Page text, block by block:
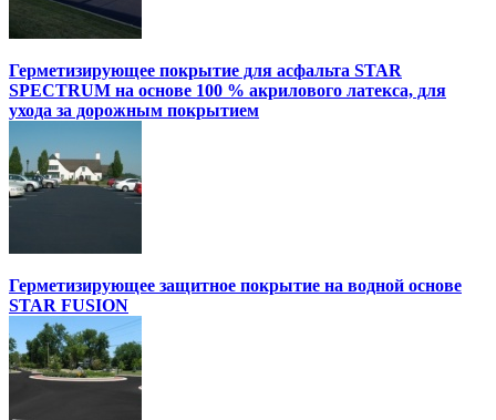
Герметизирующее покрытие для асфальта STAR
SPECTRUM на основе 100 % акрилового латекса, для
ухода за дорожным покрытием
Герметизирующее защитное покрытие на водной основе
STAR FUSION